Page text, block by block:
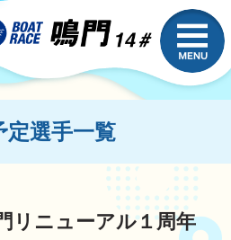
定選手一覧
リニューアル１周年